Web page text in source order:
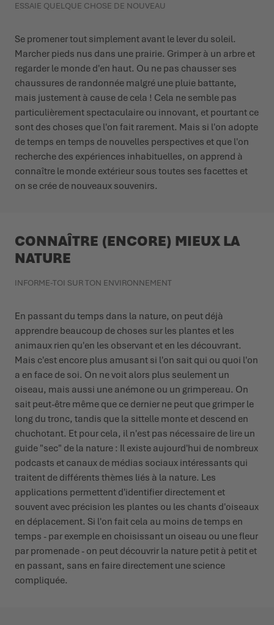
ESSAIE QUELQUE CHOSE DE NOUVEAU
Se promener tout simplement avant le lever du soleil.
Marcher pieds nus dans une prairie. Grimper à un arbre et
regarder le monde d'en haut. Ou ne pas chausser ses
chaussures de randonnée malgré une pluie battante,
mais justement à cause de cela ! Cela ne semble pas
particulièrement spectaculaire ou innovant, et pourtant ce
sont des choses que l'on fait rarement. Mais si l'on adopte
de temps en temps de nouvelles perspectives et que l'on
recherche des expériences inhabituelles, on apprend à
connaître le monde extérieur sous toutes ses facettes et
on se crée de nouveaux souvenirs.
CONNAÎTRE (ENCORE) MIEUX LA
NATURE
INFORME-TOI SUR TON ENVIRONNEMENT
En passant du temps dans la nature, on peut déjà
apprendre beaucoup de choses sur les plantes et les
animaux rien qu'en les observant et en les découvrant.
Mais c'est encore plus amusant si l'on sait qui ou quoi l'on
a en face de soi. On ne voit alors plus seulement un
oiseau, mais aussi une anémone ou un grimpereau. On
sait peut-être même que ce dernier ne peut que grimper le
long du tronc, tandis que la sittelle monte et descend en
chuchotant. Et pour cela, il n'est pas nécessaire de lire un
guide "sec" de la nature : Il existe aujourd'hui de nombreux
podcasts et canaux de médias sociaux intéressants qui
traitent de différents thèmes liés à la nature. Les
applications permettent d'identifier directement et
souvent avec précision les plantes ou les chants d'oiseaux
en déplacement. Si l'on fait cela au moins de temps en
temps - par exemple en choisissant un oiseau ou une fleur
par promenade - on peut découvrir la nature petit à petit et
en passant, sans en faire directement une science
compliquée.